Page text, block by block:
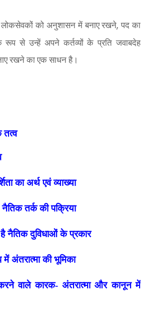
लोकसेवकों को अनुशासन में बनाए रखने,पद का
रूप से उन्हें अपने कर्तव्यों के प्रति जवाबदेह
रखने का एक साधन है।
तत्व
का अर्थ एवं व्याख्या
तर्क की पक्रिया
नैतिक दुविधाओं के प्रकार
अंतरात्मा की भूमिका
वाले कारक- अंतरात्मा और कानून में